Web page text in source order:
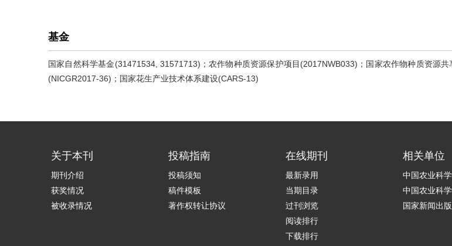
基金
国家自然科学基金(31471534, 31571713)；农作物种质资源保护项目(2017NWB033)；国家农作物种质资源共
(NICGR2017-36)；国家花生产业技术体系建设(CARS-13)
关于本刊
期刊介绍
获奖情况
被收录情况
投稿指南
投稿须知
稿件模板
著作权转让协议
在线期刊
最新录用
当期目录
过刊浏览
阅读排行
下载排行
相关单位
中国农业科
中国农业科
国家新闻出